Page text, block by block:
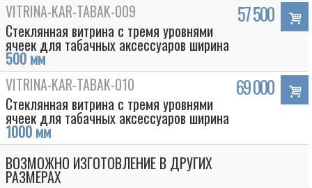
VITRINA-KAR-TABAK-009
Стеклянная витрина с тремя уровнями
ячеек для табачных аксессуаров ширина
500 мм
57 500
VITRINA-KAR-TABAK-010
Стеклянная витрина с тремя уровнями
ячеек для табачных аксессуаров ширина
1000 мм
69 000
ВОЗМОЖНО ИЗГОТОВЛЕНИЕ В ДРУГИХ
РАЗМЕРАХ